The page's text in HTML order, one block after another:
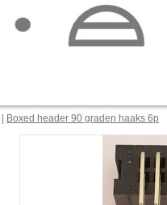
Boxed header 90 graden haaks 6p